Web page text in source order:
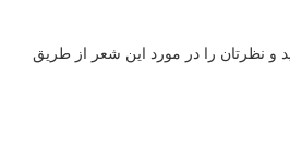
و نظرتان را در مورد این شعر از طریق